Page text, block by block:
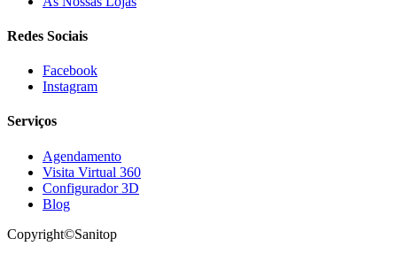
Redes Sociais
Facebook
Instagram
Serviços
Agendamento
Visita Virtual 360
Configurador 3D
Blog
Copyright©Sanitop